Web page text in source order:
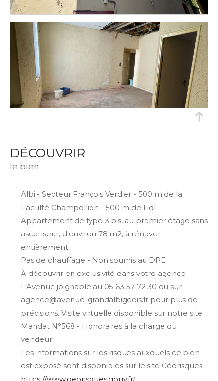
DÉCOUVRIR
le bien
Albi - Secteur François Verdier - 500 m de la
Faculté Champollion - 500 m de Lidl
Appartement de type 3 bis, au premier étage sans
ascenseur, d'environ 78 m2, à rénover
entièrement.
Pas de chauffage - Non soumis au DPE
À découvrir en exclusivité dans votre agence
L'Avenue joignable au 05 63 57 72 30 ou sur
agence@avenue-grandalbigeois.fr pour plus de
précisions. Visite virtuelle disponible sur notre site.
Mandat N°568 - Honoraires à la charge du
vendeur.
Les informations sur les risques auxquels ce bien
est exposé sont disponibles sur le site Géorisques :
https://www.georisques.gouv.fr/